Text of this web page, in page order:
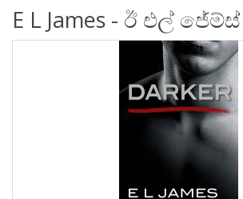
E L James - ඊ එල් ජේම්ස්